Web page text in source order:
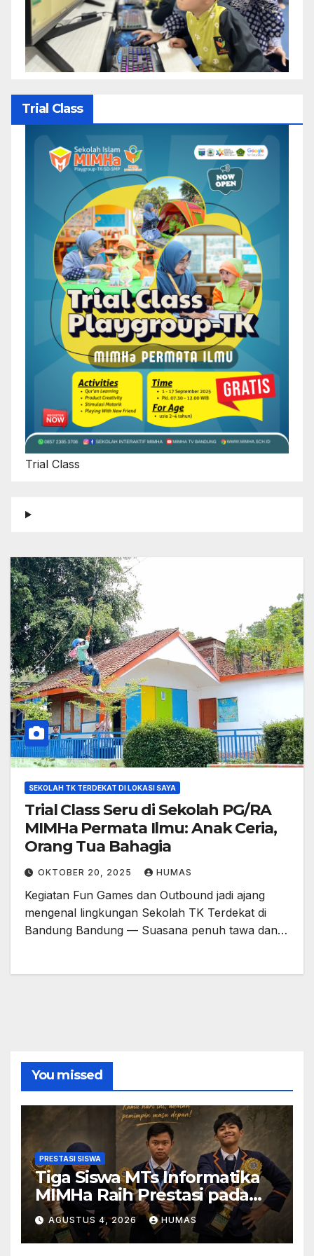
Trial Class
Trial Class
SEKOLAH TK TERDEKAT DI LOKASI SAYA
Trial Class Seru di Sekolah PG/RA
MIMHa Permata Ilmu: Anak Ceria,
Orang Tua Bahagia
OKTOBER 20, 2025 HUMAS
Kegiatan Fun Games dan Outbound jadi ajang
mengenal lingkungan Sekolah TK Terdekat di
Bandung Bandung — Suasana penuh tawa dan…
You missed
PRESTASI SISWA
Tiga Siswa MTs Informatika
MIMHa Raih Prestasi pada
Ajang MOSAIC 2026
AGUSTUS 4, 2026 HUMAS